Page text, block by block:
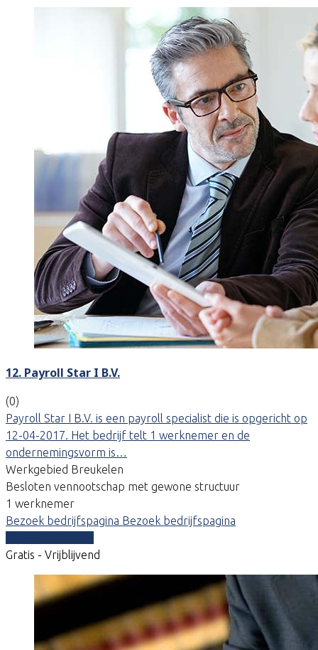
12. Payroll Star I B.V.
(0)
Payroll Star I B.V. is een payroll specialist die is opgericht op
12-04-2017. Het bedrijf telt 1 werknemer en de
ondernemingsvorm is…
Werkgebied Breukelen
Besloten vennootschap met gewone structuur
1 werknemer
Bezoek bedrijfspagina Bezoek bedrijfspagina
Gratis - Vrijblijvend